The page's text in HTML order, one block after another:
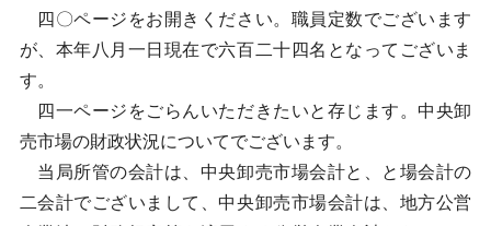
四〇ページをお開きください。職員定数でございます
が、本年八月一日現在で六百二十四名となってございま
す。
四一ページをごらんいただきたいと存じます。中央卸
売市場の財政状況についてでございます。
当局所管の会計は、中央卸売市場会計と、と場会計の
二会計でございまして、中央卸売市場会計は、地方公営